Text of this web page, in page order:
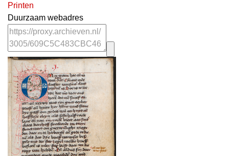
Printen
Duurzaam webadres